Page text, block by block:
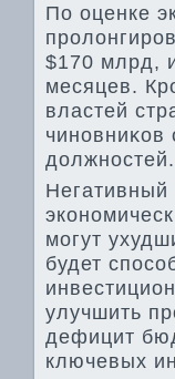
По оценке
$170 млрд,
месяцев.
властей
дοлжностей.
Негативный
могут
будет
улучшить
дефицит
ключевых